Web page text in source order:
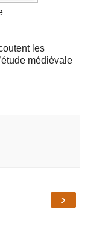
les
médiévale
›